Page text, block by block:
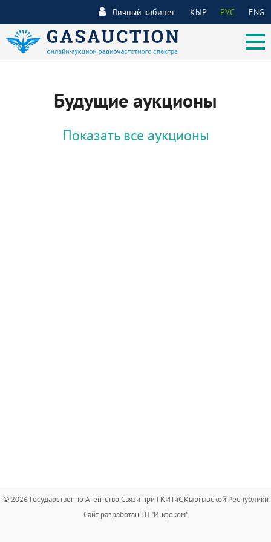
КЫР РУС ENG
Личный кабинет
Будущие аукционы
Показать все аукционы
© 2026 Государственно Агентство Связи при ГКИТиС Кыргызской Республики
Сайт разработан ГП "Инфоком"